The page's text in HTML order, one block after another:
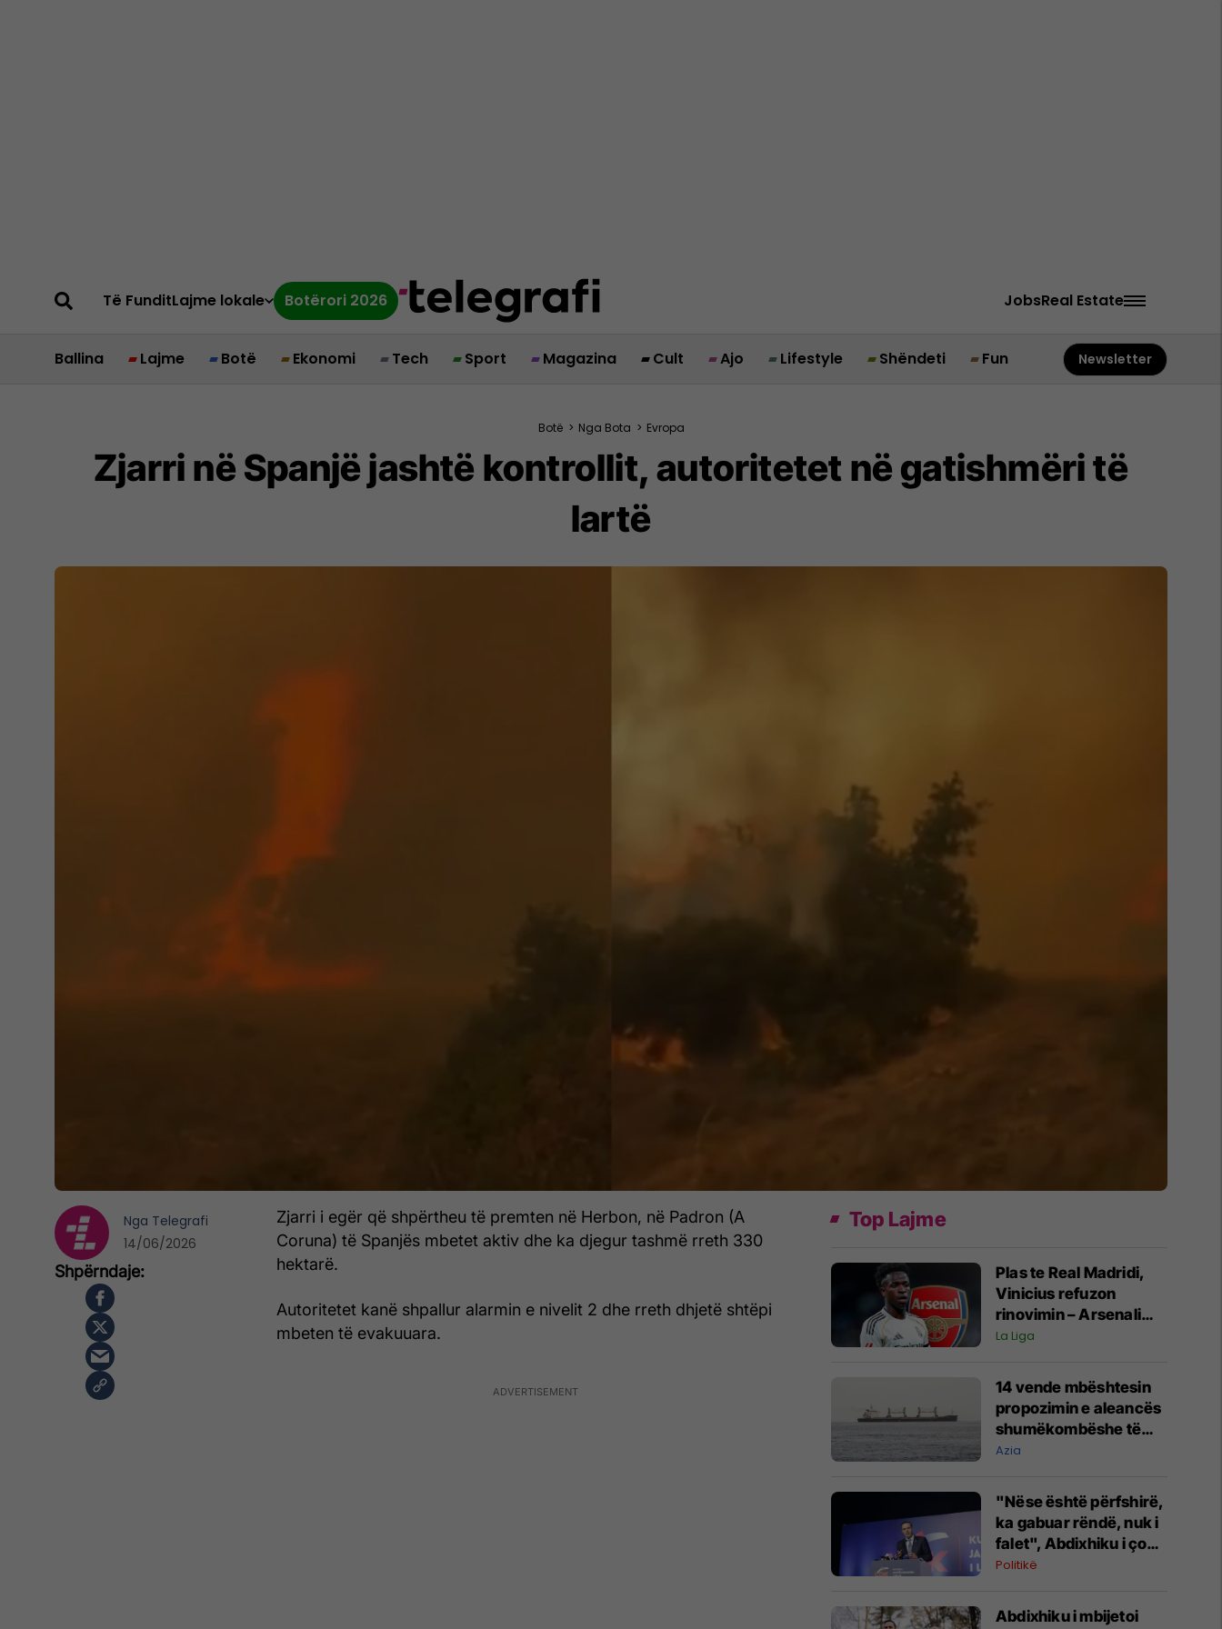
Të FunditLajme lokale Botërori 2026 JobsReal Estate
Ballina Lajme Botë Ekonomi Tech Sport Magazina Cult Ajo Lifestyle Shëndeti Fun Newsletter
Botë > Nga Bota > Evropa
Zjarri në Spanjë jashtë kontrollit, autoritetet në gatishmëri të
lartë
Zjarri i egër që shpërtheu të premten në Herbon, në Padron (A
Coruna) të Spanjës mbetet aktiv dhe ka djegur tashmë rreth 330
hektarë.
Autoritetet kanë shpallur alarmin e nivelit 2 dhe rreth dhjetë shtëpi
mbeten të evakuuara.
Nga Telegrafi
14/06/2026
Top Lajme
Plas te Real Madridi,
Vinicius refuzon
rinovimin – Arsenali
gati ofertën 140
La Liga
14 vende mbështesin
propozimin e aleancës
shumëkombëshe të
mbrojtjes detare të
Saudite
Azia
"Nëse është përfshirë,
ka gabuar rëndë, nuk i
falet", Abdixhiku i çon
“selam” Përparim
Politikë
Abdixhiku i mbijetoi